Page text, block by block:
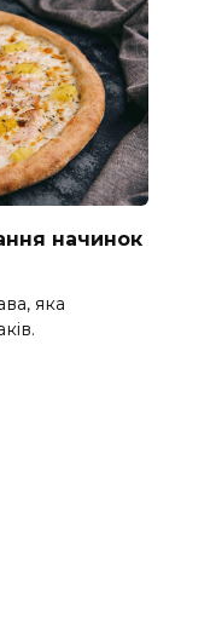
начинок
яка